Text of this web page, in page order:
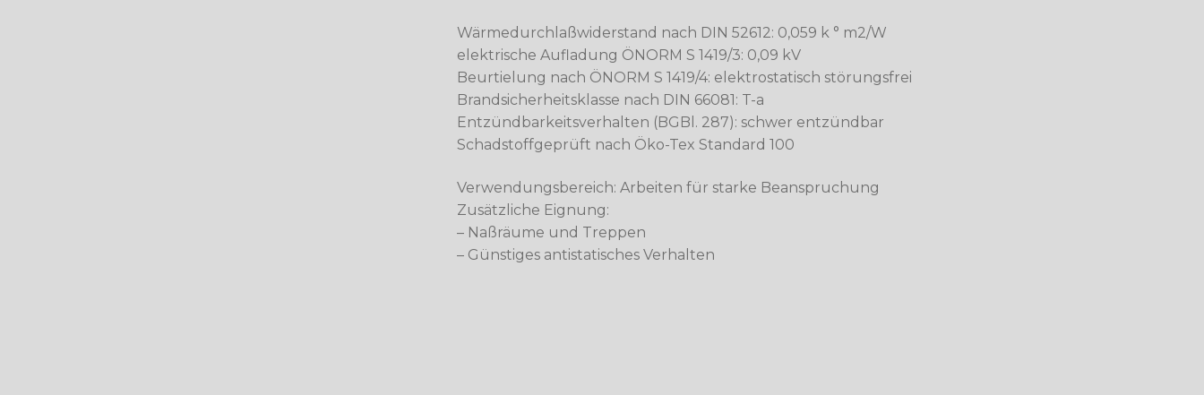
Wärmedurchlaßwiderstand nach DIN 52612: 0,059 k ° m2/W
elektrische Aufladung ÖNORM S 1419/3: 0,09 kV
Beurtielung nach ÖNORM S 1419/4: elektrostatisch störungsfrei
Brandsicherheitsklasse nach DIN 66081: T-a
Entzündbarkeitsverhalten (BGBl. 287): schwer entzündbar
Schadstoffgeprüft nach Öko-Tex Standard 100
Verwendungsbereich: Arbeiten für starke Beanspruchung
Zusätzliche Eignung:
– Naßräume und Treppen
– Günstiges antistatisches Verhalten